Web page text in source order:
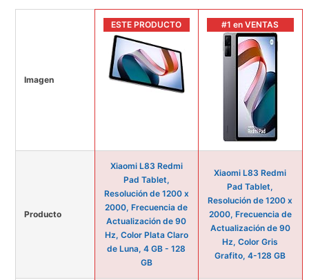
Imagen
ESTE PRODUCTO #1 en VENTAS
Producto
Xiaomi L83 Redmi
Pad Tablet,
Resolución de 1200 x
2000, Frecuencia de
Actualización de 90
Hz, Color Plata Claro
de Luna, 4 GB - 128
GB
Xiaomi L83 Redmi
Pad Tablet,
Resolución de 1200 x
2000, Frecuencia de
Actualización de 90
Hz, Color Gris
Grafito, 4-128 GB